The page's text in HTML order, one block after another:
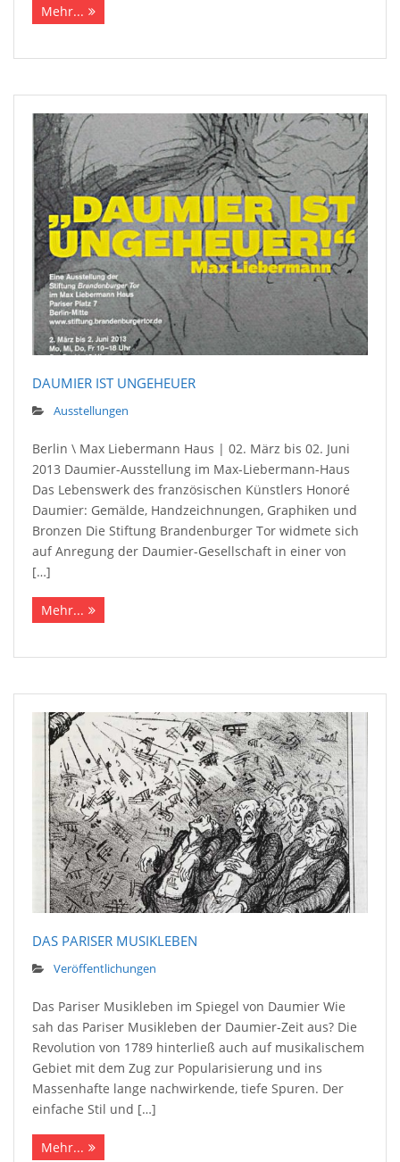
Mehr...
DAUMIER IST UNGEHEUER
Ausstellungen
Berlin \ Max Liebermann Haus | 02. März bis 02. Juni
2013 Daumier-Ausstellung im Max-Liebermann-Haus
Das Lebenswerk des französischen Künstlers Honoré
Daumier: Gemälde, Handzeichnungen, Graphiken und
Bronzen Die Stiftung Brandenburger Tor widmete sich
auf Anregung der Daumier-Gesellschaft in einer von
[…]
Mehr...
DAS PARISER MUSIKLEBEN
Veröffentlichungen
Das Pariser Musikleben im Spiegel von Daumier Wie
sah das Pariser Musikleben der Daumier-Zeit aus? Die
Revolution von 1789 hinterließ auch auf musikalischem
Gebiet mit dem Zug zur Popularisierung und ins
Massenhafte lange nachwirkende, tiefe Spuren. Der
einfache Stil und […]
Mehr...